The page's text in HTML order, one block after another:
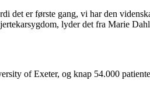
det er første gang, vi har den
lyder det fra Marie
of Exeter, og knap 54.000